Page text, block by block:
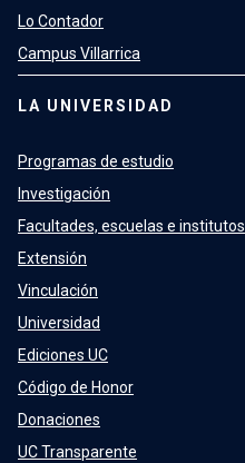
Lo Contador
Campus Villarrica
LA UNIVERSIDAD
Programas de estudio
Investigación
Facultades, escuelas e institutos
Extensión
Vinculación
Universidad
Ediciones UC
Código de Honor
Donaciones
UC Transparente